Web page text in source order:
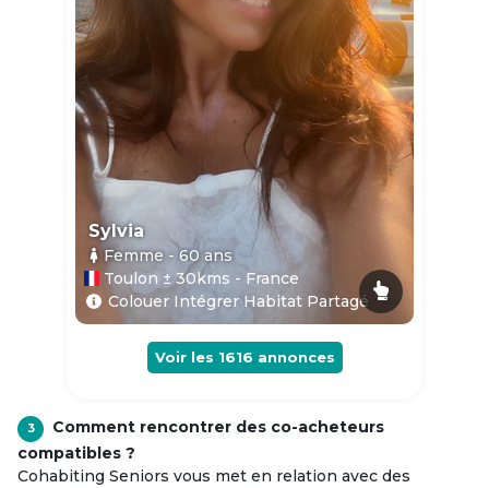
Sylvia
Femme - 60ans
Toulon ± 30kms - France
Colouer Intégrer Habitat Partagé
Voir les 1616 annonces
3
Comment rencontrer des co-acheteurs
compatibles ?
Cohabiting Seniors vous met en relation avec des